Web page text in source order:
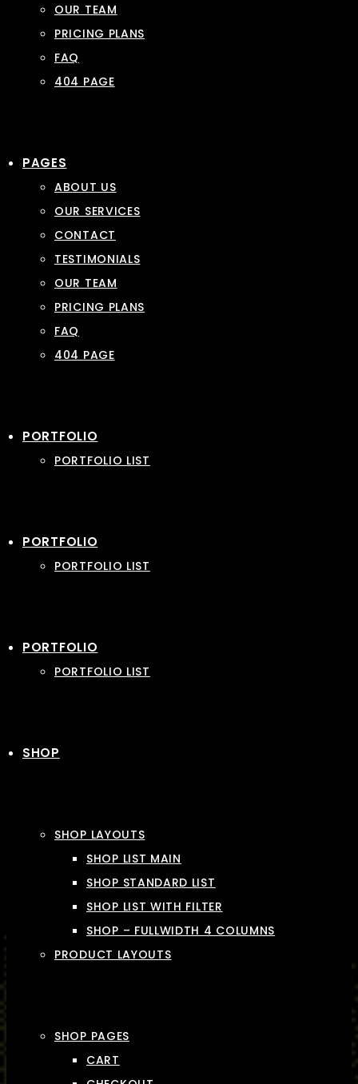
OUR TEAM
PRICING PLANS
FAQ
404 PAGE
PAGES
ABOUT US
OUR SERVICES
CONTACT
TESTIMONIALS
OUR TEAM
PRICING PLANS
FAQ
404 PAGE
PORTFOLIO
PORTFOLIO LIST
PORTFOLIO
PORTFOLIO LIST
PORTFOLIO
PORTFOLIO LIST
SHOP
SHOP LAYOUTS
SHOP LIST MAIN
SHOP STANDARD LIST
SHOP LIST WITH FILTER
SHOP – FULLWIDTH 4 COLUMNS
PRODUCT LAYOUTS
SHOP PAGES
CART